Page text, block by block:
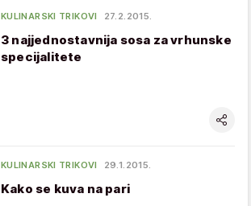
KULINARSKI TRIKOVI 27.2.2015.
3 najjednostavnija sosa za vrhunske
specijalitete
KULINARSKI TRIKOVI 29.1.2015.
Kako se kuva na pari